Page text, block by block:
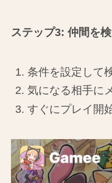
ステップ3: 仲間を
条件を設定して
気になる相手に
すぐにプレイ開